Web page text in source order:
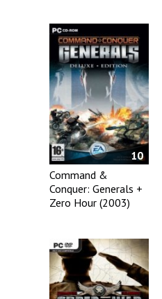
10
Command &
Conquer: Generals +
Zero Hour (2003)